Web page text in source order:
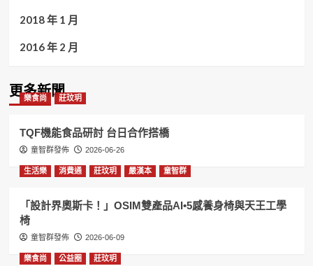
2018 年 1 月
2016 年 2 月
更多新聞
樂食尚 莊玟玥
TQF機能食品研討 台日合作搭橋
童智群發佈 2026-06-26
生活樂 消費通 莊玟玥 嚴漢本 童智群
「設計界奧斯卡！」OSIM雙產品AI•5感養身椅與天王工學
椅
童智群發佈 2026-06-09
樂食尚 公益圈 莊玟玥